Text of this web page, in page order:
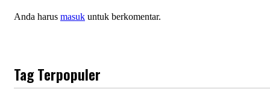
Anda harus masuk untuk berkomentar.
Tag Terpopuler